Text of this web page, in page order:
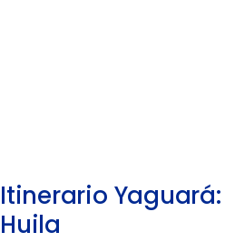
Itinerario
Huila